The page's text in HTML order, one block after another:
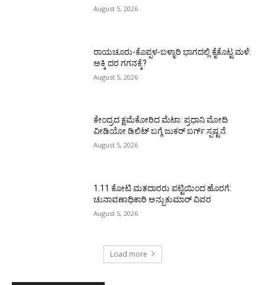
August 5, 2026
ರಾಯಚೂರು-ಕೊಪ್ಪಳ-ಬಳ್ಳಾರಿ ಭಾಗದಲ್ಲಿ ಕೈಕೊಟ್ಟ ಮಳೆ:
ಅಕ್ಕಿ ದರ ಗಗನಕ್ಕೆ?
August 5, 2026
ಕೇಂದ್ರದ ಕ್ಷಮೆಕೋರಿದ ಮೆಟಾ: ಪ್ರಧಾನಿ ಮೋದಿ
ವೀಡಿಯೋ ಡಿಲಿಟ್ ಬಗ್ಗೆ ಜುಕರ್ ಬರ್ಗ್ ಸ್ಪಷ್ಟನೆ
August 5, 2026
1.11 ಕೋಟಿ ಮತದಾರರು ಪಟ್ಟಿಯಿಂದ ಹೊರಗೆ:
ಚುನಾವಣಾಧಿಕಾರಿ ಅನ್ಬುಕುಮಾರ್ ವಿವರ
August 5, 2026
Load more